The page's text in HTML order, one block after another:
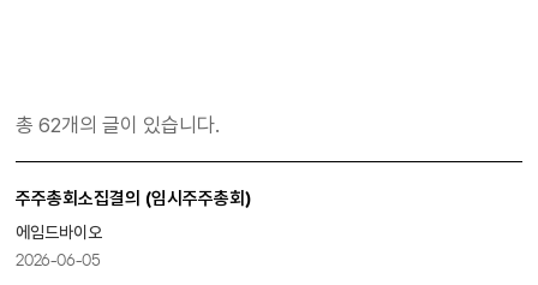
총 62개의 글이 있습니다.
주주총회소집결의 (임시주주총회)
에임드바이오
2026-06-05